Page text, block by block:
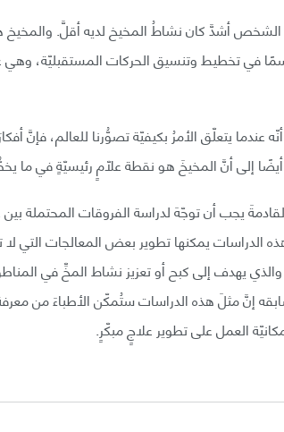
الشخص أشدَّ كان نشاطُ المخيخ لديه أقلَّ.
في تخطيط وتنسيق الحركات المستقبليّة،
عندما يتعلّق الأمرُ بكيفيّة تصوُّرنا للعالم، فإنَّ
إلى أنَّ المخيخَ هو نقطة علّامٍ رئيسيّةٍ في ما
يجب أن توجّهَ لدراسة الفروقات
الدراسات يمكنها تطوير بعض المعالجات التي لا
يهدف إلى كبح أو تعزيز نشاط المخِّ في
إنَّ مثلَ هذه الدراسات ستُمكّن الأطباءَ من
العمل على تطوير علاجٍ مبكّرٍ.